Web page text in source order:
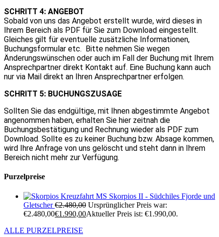
SCHRITT 4: ANGEBOT
Sobald von uns das Angebot erstellt wurde, wird dieses in
Ihrem Bereich als PDF für Sie zum Download eingestellt.
Gleiches gilt für eventuelle zusätzliche Informationen,
Buchungsformular etc. Bitte nehmen Sie wegen
Änderungswünschen oder auch im Fall der Buchung mit Ihrem
Ansprechpartner direkt Kontakt auf. Eine Buchung kann auch
nur via Mail direkt an Ihren Ansprechpartner erfolgen.
SCHRITT 5: BUCHUNGSZUSAGE
Sollten Sie das endgültige, mit Ihnen abgestimmte Angebot
angenommen haben, erhalten Sie hier zeitnah die
Buchungsbestätigung und Rechnung wieder als PDF zum
Download. Sollte es zu keiner Buchung bzw. Absage kommen,
wird Ihre Anfrage von uns gelöscht und steht dann in Ihrem
Bereich nicht mehr zur Verfügung.
Purzelpreise
Kreuzfahrt MS Skorpios II - Südchiles Fjorde und
Gletscher €2.480,00 Ursprünglicher Preis war:
€2.480,00€1.990,00Aktueller Preis ist: €1.990,00.
ALLE PURZELPREISE